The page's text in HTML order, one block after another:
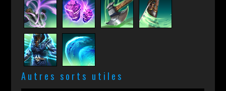
Autres sorts utiles